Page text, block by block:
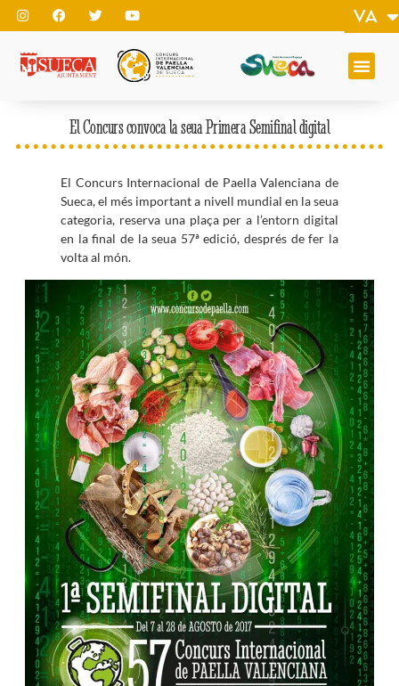
VA
EN
El Concurs convoca la seua Primera Semifinal digital
El Concurs Internacional de Paella Valenciana de
Sueca, el més important a nivell mundial en la seua
categoria, reserva una plaça per a l’entorn digital
en la final de la seua 57ª edició, després de fer la
volta al món.